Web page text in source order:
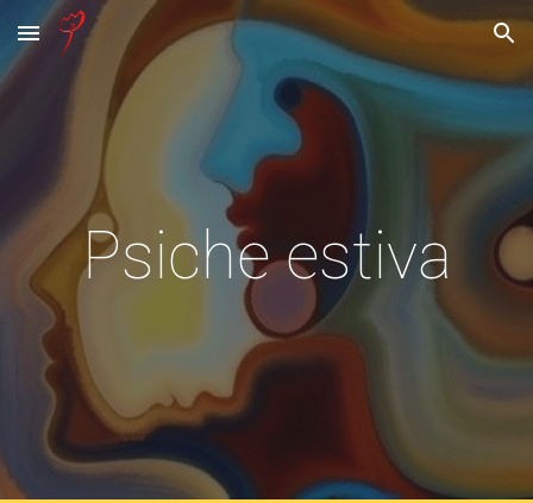
Skip to main content Skip to navigation
Psiche estiva